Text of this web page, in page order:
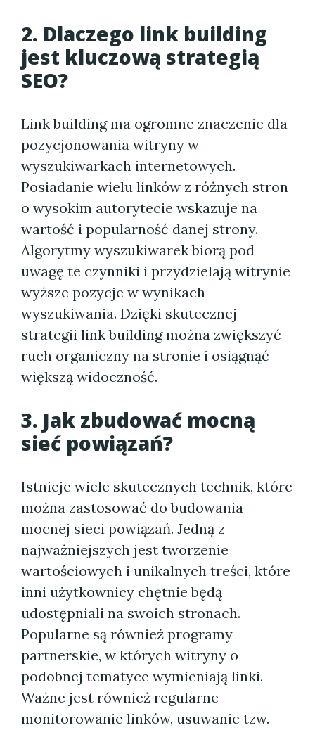
2. Dlaczego link building
jest kluczową strategią
SEO?
Link building ma ogromne znaczenie dla
pozycjonowania witryny w
wyszukiwarkach internetowych.
Posiadanie wielu linków z różnych stron
o wysokim autorytecie wskazuje na
wartość i popularność danej strony.
Algorytmy wyszukiwarek biorą pod
uwagę te czynniki i przydzielają witrynie
wyższe pozycje w wynikach
wyszukiwania. Dzięki skutecznej
strategii link building można zwiększyć
ruch organiczny na stronie i osiągnąć
większą widoczność.
3. Jak zbudować mocną
sieć powiązań?
Istnieje wiele skutecznych technik, które
można zastosować do budowania
mocnej sieci powiązań. Jedną z
najważniejszych jest tworzenie
wartościowych i unikalnych treści, które
inni użytkownicy chętnie będą
udostępniali na swoich stronach.
Popularne są również programy
partnerskie, w których witryny o
podobnej tematyce wymieniają linki.
Ważne jest również regularne
monitorowanie linków, usuwanie tzw.